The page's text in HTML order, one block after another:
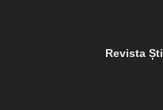
Revista